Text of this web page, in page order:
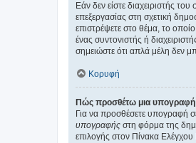
Εάν δεν είστε διαχειριστής
επεξεργασίας στη σχετική
επιστρέψετε στο θέμα, το
ένας συντονιστής ή
σημειώστε ότι απλά μέλη δεν
Κορυφή
Πώς προσθέτω μια υπογραφή
Για να προσθέσετε υπογραφή
υπογραφής στη φόρμα της
επιλογής στον Πίνακα